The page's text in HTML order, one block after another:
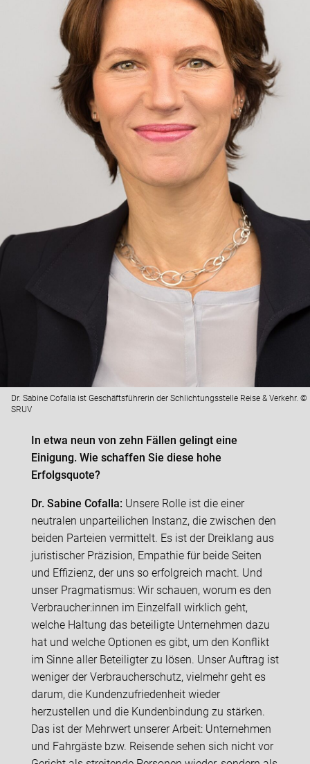
Dr. Sabine Cofalla ist Geschäftsführerin der Schlichtungsstelle Reise & Verkehr. ©
SRUV
In etwa neun von zehn Fällen gelingt eine
Einigung. Wie schaffen Sie diese hohe
Erfolgsquote?
Dr. Sabine Cofalla: Unsere Rolle ist die einer
neutralen unparteilichen Instanz, die zwischen den
beiden Parteien vermittelt. Es ist der Dreiklang aus
juristischer Präzision, Empathie für beide Seiten
und Effizienz, der uns so erfolgreich macht. Und
unser Pragmatismus: Wir schauen, worum es den
Verbraucher:innen im Einzelfall wirklich geht,
welche Haltung das beteiligte Unternehmen dazu
hat und welche Optionen es gibt, um den Konflikt
im Sinne aller Beteiligter zu lösen. Unser Auftrag ist
weniger der Verbraucherschutz, vielmehr geht es
darum, die Kundenzufriedenheit wieder
herzustellen und die Kundenbindung zu stärken.
Das ist der Mehrwert unserer Arbeit: Unternehmen
und Fahrgäste bzw. Reisende sehen sich nicht vor